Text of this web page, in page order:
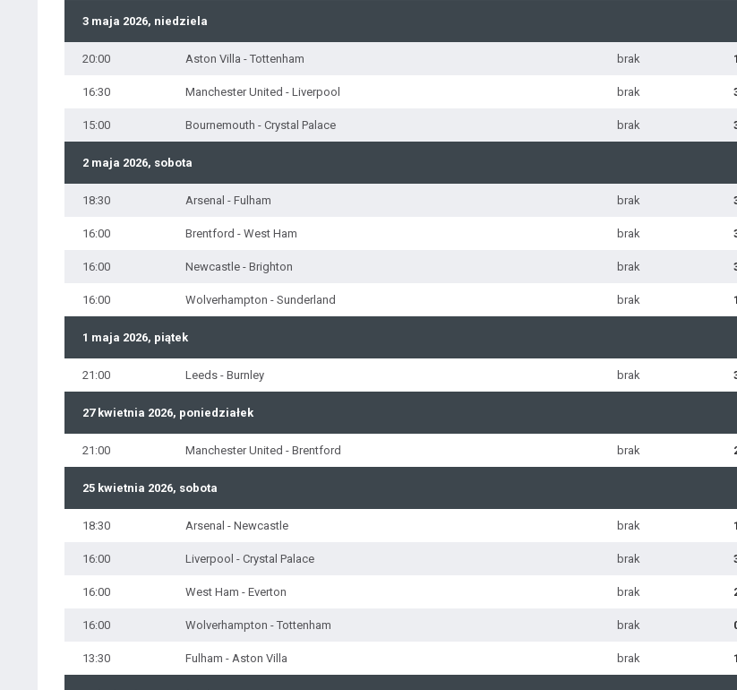
3 maja 2026, niedziela
20:00 Aston Villa - Tottenham brak
16:30 Manchester United - Liverpool brak
15:00 Bournemouth - Crystal Palace brak
2 maja 2026, sobota
18:30 Arsenal - Fulham brak
16:00 Brentford - West Ham brak
16:00 Newcastle - Brighton brak
16:00 Wolverhampton - Sunderland brak
1 maja 2026, piątek
21:00 Leeds - Burnley brak
27 kwietnia 2026, poniedziałek
21:00 Manchester United - Brentford brak
25 kwietnia 2026, sobota
18:30 Arsenal - Newcastle brak
16:00 Liverpool - Crystal Palace brak
16:00 West Ham - Everton brak
16:00 Wolverhampton - Tottenham brak
13:30 Fulham - Aston Villa brak